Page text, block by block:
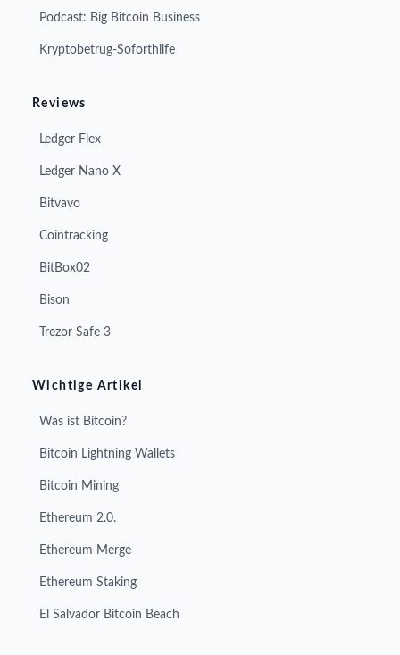
Podcast: Big Bitcoin Business
Kryptobetrug-Soforthilfe
Reviews
Ledger Flex
Ledger Nano X
Bitvavo
Cointracking
BitBox02
Bison
Trezor Safe 3
Wichtige Artikel
Was ist Bitcoin?
Bitcoin Lightning Wallets
Bitcoin Mining
Ethereum 2.0.
Ethereum Merge
Ethereum Staking
El Salvador Bitcoin Beach